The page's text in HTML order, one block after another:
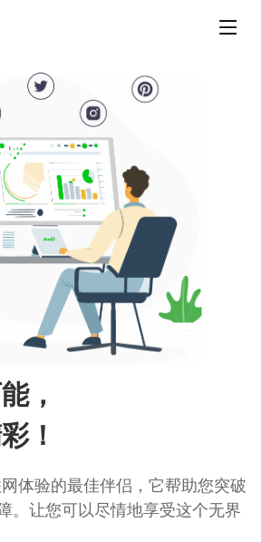
，
！
体验的最佳伴侣，它帮助您突破
。让您可以尽情地享受这个无界